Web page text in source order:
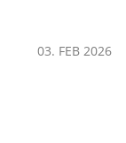
03. FEB 2026